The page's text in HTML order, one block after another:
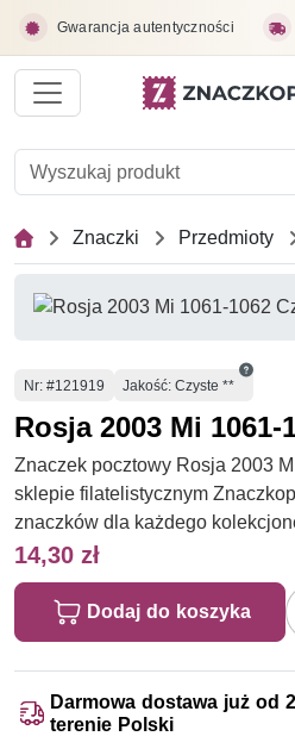
Gwarancja autentyczności
Znaczki Przedmioty
Numer
Nr: #121919 Jakość: Czyste **
Rosja 2003 Mi 1061-
Znaczek pocztowy Rosja 2003
sklepie filatelistycznym
znaczków dla każdego
14,30 zł
Dodaj do koszyka
Darmowa dostawa już od
terenie Polski